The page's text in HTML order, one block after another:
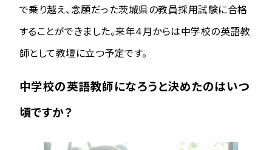
で乗り越え、念願だった茨城県の教員採用試験に合格
することができました。来年4月からは中学校の英語教
師として教壇に立つ予定です。
中学校の英語教師になろうと決めたのはいつ
頃ですか？